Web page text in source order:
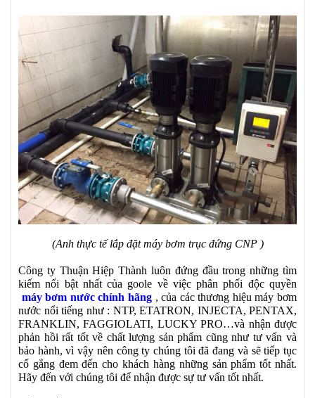
(Anh thực tế lắp đặt máy bơm trục đứng CNP )
Công ty Thuận Hiệp Thành luôn đứng đầu trong những tìm
kiếm nổi bật nhất của goole về việc phân phối độc quyền
máy bơm nước chính hãng, của các thương hiệu máy bơm
nước nổi tiếng như : NTP, ETATRON, INJECTA, PENTAX,
FRANKLIN, FAGGIOLATI, LUCKY PRO…và nhận được
phản hồi rất tốt về chất lượng sản phẩm cũng như tư vấn và
bảo hành, vì vậy nên công ty chúng tôi đã đang và sẽ tiếp tục
cố gắng đem đến cho khách hàng những sản phẩm tốt nhất.
Hãy đến với chúng tôi để nhận được sự tư vấn tốt nhất.